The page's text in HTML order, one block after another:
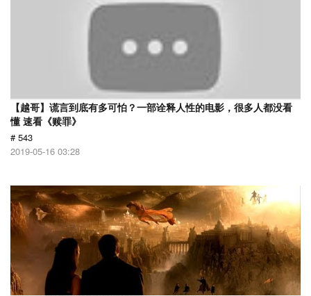
【越哥】谎言到底有多可怕？一部诠释人性的电影，很多人都没看
懂 速看《赎罪》
# 543
2019-05-16 03:28